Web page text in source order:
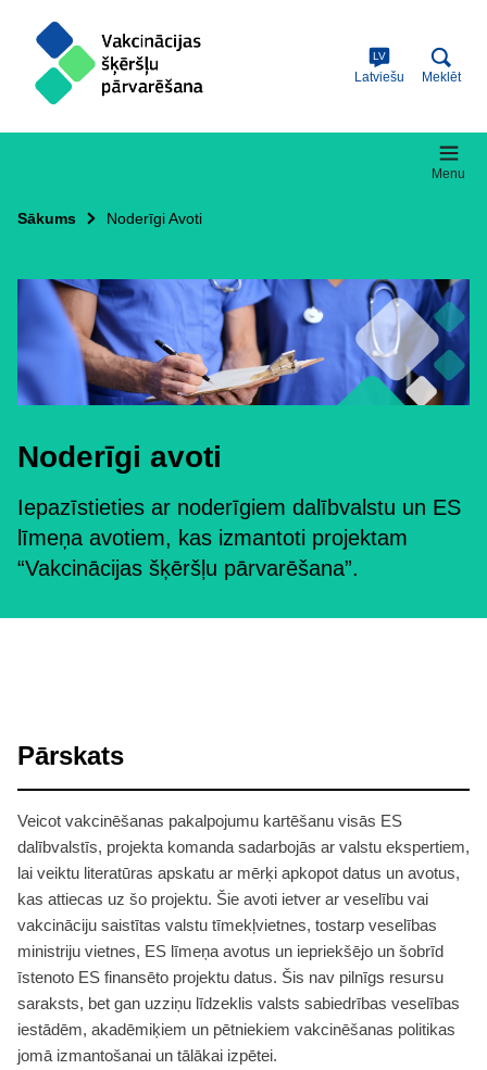
content
LV
Latviešu Meklēt
Menu
Sākums Noderīgi Avoti
Noderīgi avoti
Iepazīstieties ar noderīgiem dalībvalstu un ES
līmeņa avotiem, kas izmantoti projektam
“Vakcinācijas šķēršļu pārvarēšana”.
Pārskats
Veicot vakcinēšanas pakalpojumu kartēšanu visās ES
dalībvalstīs, projekta komanda sadarbojās ar valstu ekspertiem,
lai veiktu literatūras apskatu ar mērķi apkopot datus un avotus,
kas attiecas uz šo projektu. Šie avoti ietver ar veselību vai
vakcināciju saistītas valstu tīmekļvietnes, tostarp veselības
ministriju vietnes, ES līmeņa avotus un iepriekšējo un šobrīd
īstenoto ES finansēto projektu datus. Šis nav pilnīgs resursu
saraksts, bet gan uzziņu līdzeklis valsts sabiedrības veselības
iestādēm, akadēmiķiem un pētniekiem vakcinēšanas politikas
jomā izmantošanai un tālākai izpētei.